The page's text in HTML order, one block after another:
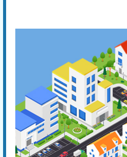
ラ
が治
基本
合計
トイレットペーパーによる排水口付近
消する事ができるでしょう。しかし、
管の奥であった場合は、より強力なつ
式パイプクリーナー、ローポンプ、手
ど）を使用します。